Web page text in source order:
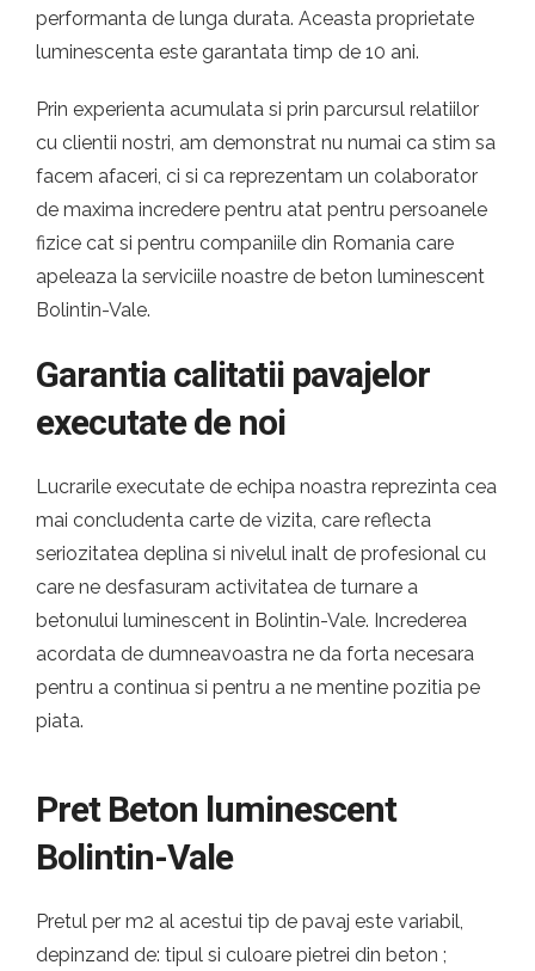
performanta de lunga durata. Aceasta proprietate
luminescenta este garantata timp de 10 ani.
Prin experienta acumulata si prin parcursul relatiilor
cu clientii nostri, am demonstrat nu numai ca stim sa
facem afaceri, ci si ca reprezentam un colaborator
de maxima incredere pentru atat pentru persoanele
fizice cat si pentru companiile din Romania care
apeleaza la serviciile noastre de beton luminescent
Bolintin-Vale.
Garantia calitatii pavajelor
executate de noi
Lucrarile executate de echipa noastra reprezinta cea
mai concludenta carte de vizita, care reflecta
seriozitatea deplina si nivelul inalt de profesional cu
care ne desfasuram activitatea de turnare a
betonului luminescent in Bolintin-Vale. Increderea
acordata de dumneavoastra ne da forta necesara
pentru a continua si pentru a ne mentine pozitia pe
piata.
Pret Beton luminescent
Bolintin-Vale
Pretul per m2 al acestui tip de pavaj este variabil,
depinzand de: tipul si culoare pietrei din beton ;